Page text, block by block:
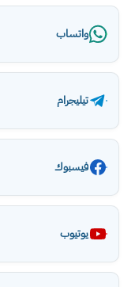
واتساب
تيليجرام
فيسبوك
يوتيوب